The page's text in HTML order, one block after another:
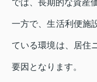
一方で、生活利便施
ている環境は、居住
要因となります。